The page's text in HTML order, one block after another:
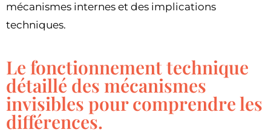
mécanismes internes et des implications
techniques.
Le fonctionnement technique
détaillé des mécanismes
invisibles pour comprendre les
différences.